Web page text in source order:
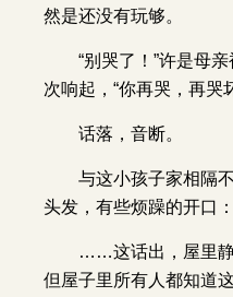
然是还没有玩够。
“别哭了！”许是母
次响起，“你再哭，再哭
话落，音断。
与这小孩子家相隔
头发，有些烦躁的开口
……这话出，屋里静
但屋子里所有人都知道